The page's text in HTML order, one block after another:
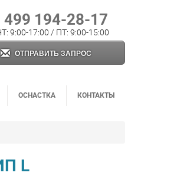
499 194-28-17
9:00-17:00 / ПТ: 9:00-15:00
ОТПРАВИТЬ ЗАПРОС
ОСНАСТКА КОНТАКТЫ
L